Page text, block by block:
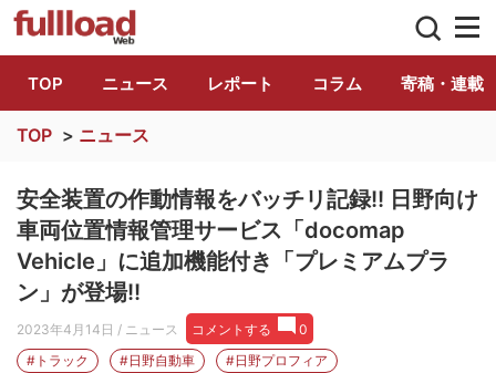
トラック総合情報誌「フルロード」公式
TOP ニュース レポート コラム 寄稿・連載
TOP > ニュース
安全装置の作動情報をバッチリ記録!! 日野向け
車両位置情報管理サービス「docomap
Vehicle」に追加機能付き「プレミアムプラ
ン」が登場!!
2023年4月14日 / ニュース コメントする
0
#トラック
#日野自動車 #日野プロフィア